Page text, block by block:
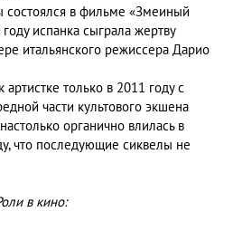
состоялся в фильме «Змеиный
испанка сыграла жертву
итальянского режиссера Дарио
только в 2011 году с
части культового экшена
органично влилась в
что последующие сиквелы не
в кино: